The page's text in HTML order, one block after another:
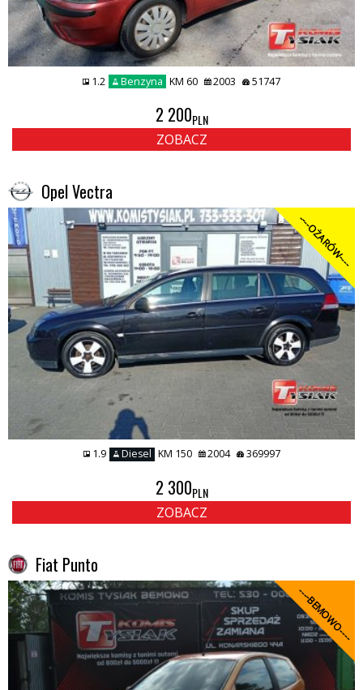
1.2 Benzyna KM 60 2003 51747
2 200PLN
ZOBACZ
Opel Vectra
----OŻARÓW----
1.9 Diesel KM 150 2004 369997
2 300PLN
ZOBACZ
Fiat Punto
----BEMOWO----